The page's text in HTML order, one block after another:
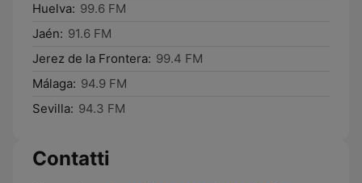
Huelva: 99.6 FM
Jaén: 91.6 FM
Jerez de la Frontera: 99.4 FM
Málaga: 94.9 FM
Sevilla: 94.3 FM
Contatti